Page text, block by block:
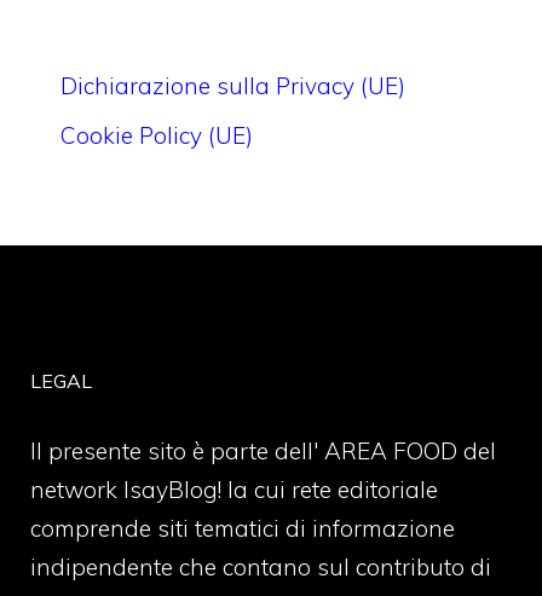
Dichiarazione sulla Privacy (UE)
Cookie Policy (UE)
LEGAL
Il presente sito è parte dell' AREA FOOD del
network IsayBlog! la cui rete editoriale
comprende siti tematici di informazione
indipendente che contano sul contributo di